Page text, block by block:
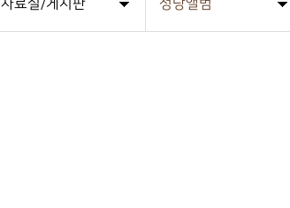
자료실/게시판 성당앨범